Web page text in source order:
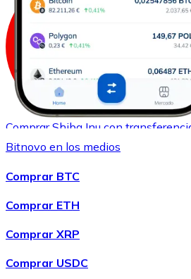
ComprarShiba Inu con
SHIB
Bitnovo en los medios
Comprar BTC
Comprar ETH
Comprar XRP
Comprar USDC